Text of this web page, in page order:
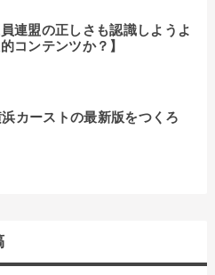
連盟の正しさも認識しようよ
コンテンツか？】
浜カーストの最新版をつくろ